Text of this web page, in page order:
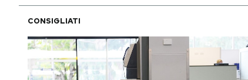
CONSIGLIATI